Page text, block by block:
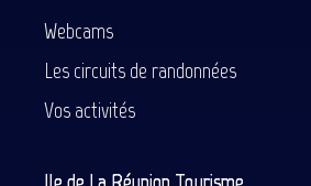
Webcams
Les circuits de randonnées
Vos activités